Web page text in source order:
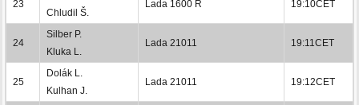
23
Chludil Š.
Lada 1600 R 19:10CET
24
Silber P.
Kluka L.
Lada 21011 19:11CET
25
Dolák L.
Kulhan J.
Lada 21011 19:12CET